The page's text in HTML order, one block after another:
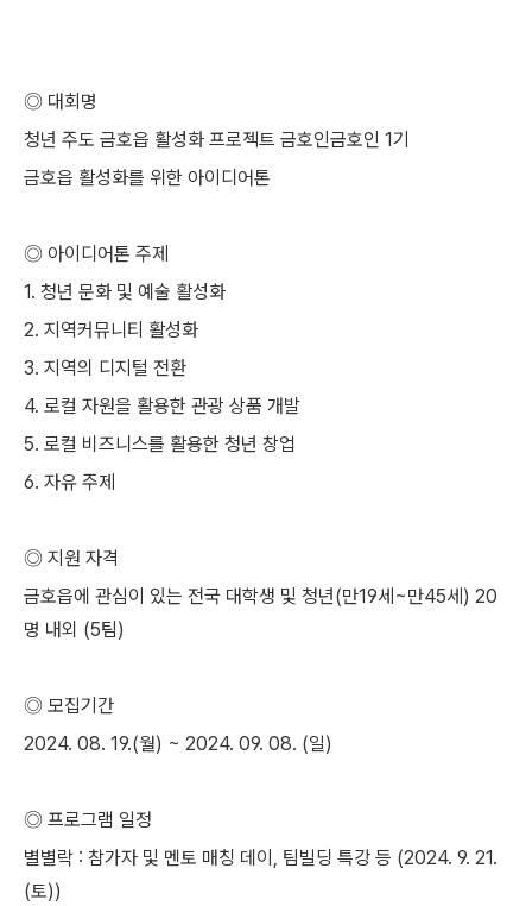
◎ 대회명
청년 주도 금호읍 활성화 프로젝트 금호인금호인 1기
금호읍 활성화를 위한 아이디어톤
◎ 아이디어톤 주제
1. 청년 문화 및 예술 활성화
2. 지역커뮤니티 활성화
3. 지역의 디지털 전환
4. 로컬 자원을 활용한 관광 상품 개발
5. 로컬 비즈니스를 활용한 청년 창업
6. 자유 주제
◎ 지원 자격
금호읍에 관심이 있는 전국 대학생 및 청년(만19세~만45세) 20
명 내외 (5팀)
◎ 모집기간
2024. 08. 19.(월) ~ 2024. 09. 08. (일)
◎ 프로그램 일정
별별락 : 참가자 및 멘토 매칭 데이, 팀빌딩 특강 등 (2024. 9. 21.
(토))